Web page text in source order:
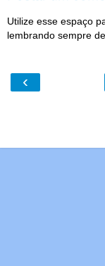
Utilize esse espaço
lembrando sempre
‹